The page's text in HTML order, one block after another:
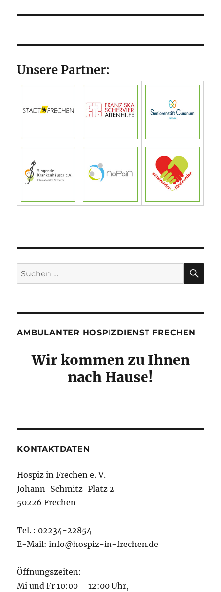
Unsere Partner:
Suchen
nach:
AMBULANTER HOSPIZDIENST FRECHEN
Wir kommen zu Ihnen
nach Hause!
KONTAKTDATEN
Hospiz in Frechen e. V.
Johann-Schmitz-Platz 2
50226 Frechen
Tel. : 02234-22854
E-Mail: info@hospiz-in-frechen.de
Öffnungszeiten:
Mi und Fr 10:00 – 12:00 Uhr,